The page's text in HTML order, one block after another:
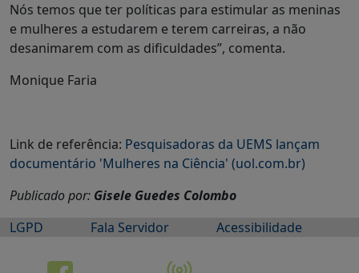
Nós temos que ter políticas para estimular as meninas
e mulheres a estudarem e terem carreiras, a não
desanimarem com as dificuldades”, comenta.
Monique Faria
Link de referência: Pesquisadoras da UEMS lançam
documentário 'Mulheres na Ciência' (uol.com.br)
Publicado por: Gisele Guedes Colombo
LGPD
Fala Servidor Acessibilidade